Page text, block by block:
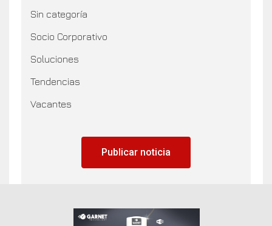
Sin categoría
Socio Corporativo
Soluciones
Tendencias
Vacantes
Publicar noticia